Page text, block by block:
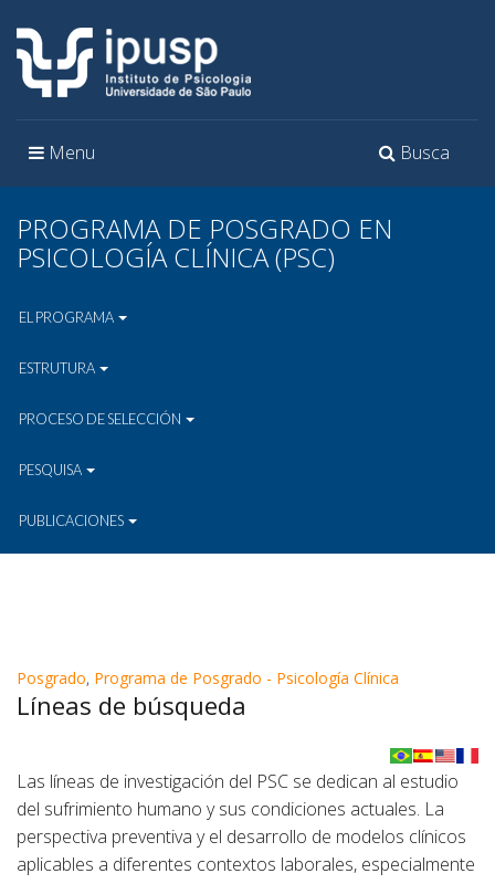
Toggle
Busca
Toggle
Menu
PROGRAMA DE POSGRADO EN
PSICOLOGÍA CLÍNICA (PSC)
EL PROGRAMA
ESTRUTURA
PROCESO DE SELECCIÓN
PESQUISA
PUBLICACIONES
Posgrado, Programa de Posgrado - Psicología Clínica
Líneas de búsqueda
Las líneas de investigación del PSC se dedican al estudio
del sufrimiento humano y sus condiciones actuales. La
perspectiva preventiva y el desarrollo de modelos clínicos
aplicables a diferentes contextos laborales, especialmente